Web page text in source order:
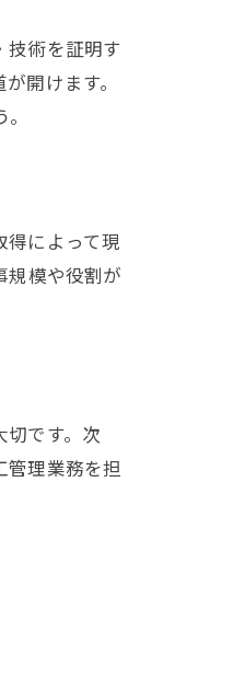
技術を証明す
開けます。
によって現
規模や役割が
です。次
管理業務を担